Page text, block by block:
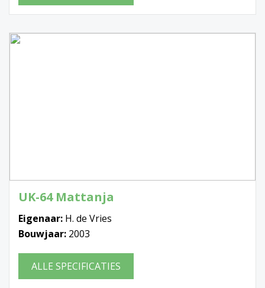
UK-64 Mattanja
Eigenaar: H. de Vries
Bouwjaar: 2003
ALLE SPECIFICATIES